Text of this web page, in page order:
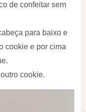
de confeitar sem
para baixo e
cookie e por cima
cookie.